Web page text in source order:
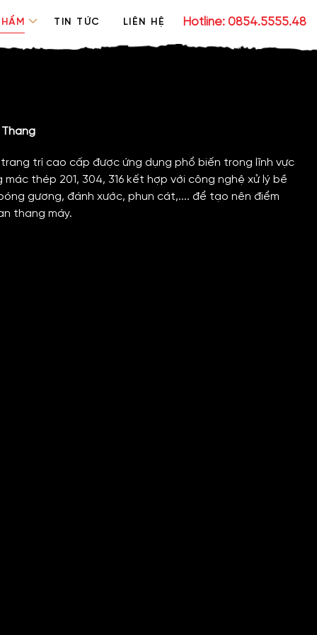
TIN TỨC LIÊN HỆ Hotline: 0854.5555.48
Thang
trí cao cấp được ứng dụng phổ biến trong lĩnh vực
thép 201, 304, 316 kết hợp với công nghệ xử lý bề
gương, đánh xước, phun cát,.... để tạo nên điểm
thang máy.